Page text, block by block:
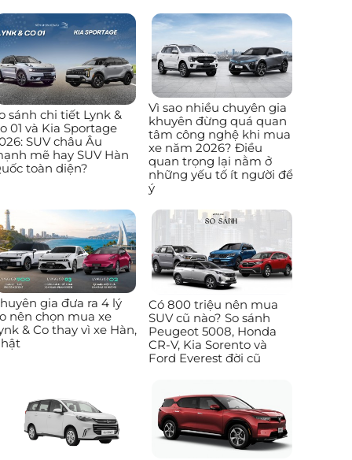
sánh chi tiết Lynk &
01 và Kia Sportage
SUV châu Âu
mẽ hay SUV Hàn
toàn diện?
Vì sao nhiều chuyên gia
khuyên đừng quá quan
tâm công nghệ khi mua
xe năm 2026? Điều
quan trọng lại nằm ở
những yếu tố ít người để
ý
gia đưa ra 4 lý
nên chọn mua xe
& Co thay vì xe Hàn,
Có 800 triệu nên mua
SUV cũ nào? So sánh
Peugeot 5008, Honda
CR-V, Kia Sorento và
Ford Everest đời cũ